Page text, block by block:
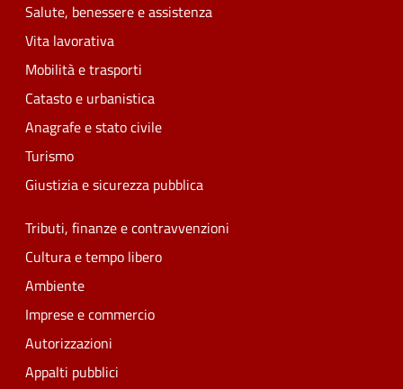
Salute, benessere e assistenza
Vita lavorativa
Mobilità e trasporti
Catasto e urbanistica
Anagrafe e stato civile
Turismo
Giustizia e sicurezza pubblica
Tributi, finanze e contravvenzioni
Cultura e tempo libero
Ambiente
Imprese e commercio
Autorizzazioni
Appalti pubblici